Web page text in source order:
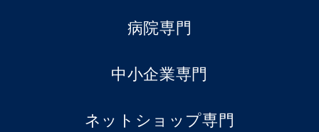
病院専門
中小企業専門
ネットショップ専門